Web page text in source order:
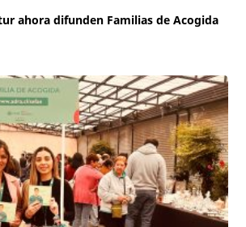
ahora difunden Familias de Acogida